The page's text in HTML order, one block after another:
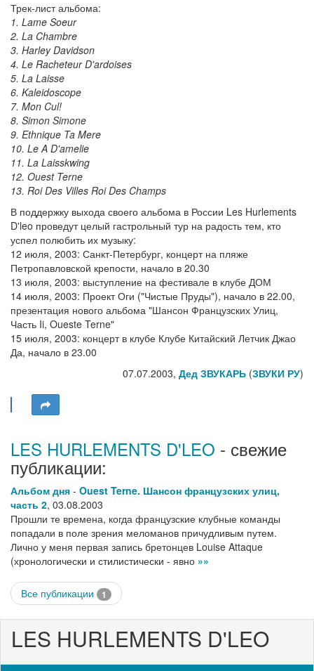
Трек-лист альбома:
1. Lame Soeur
2. La Chambre
3. Harley Davidson
4. Le Racheteur D'ardoises
5. La Laisse
6. Kaleidoscope
7. Mon Cul!
8. Simon Simone
9. Ethnique Ta Mere
10. Le A D'amelie
11. La Laisskwing
12. Ouest Terne
13. Roi Des Villes Roi Des Champs
В поддержку выхода своего альбома в России Les Hurlements
D'leo проведут целый гастрольный тур на радость тем, кто
успел полюбить их музыку:
12 июля, 2003: Санкт-Петербург, концерт на пляже
Петропавловской крепости, начало в 20.30
13 июля, 2003: выступление на фестивале в клубе ДОМ
14 июля, 2003: Проект Оги ("Чистые Пруды"), начало в 22.00,
презентация нового альбома "Шансон Французских Улиц,
Часть Ii, Oueste Terne"
15 июля, 2003: концерт в клубе Клубе Китайский Летчик Джао
Да, начало в 23.00
07.07.2003, Дед ЗВУКАРЬ (ЗВУКИ РУ)
LES HURLEMENTS D'LEO - свежие
публикации:
Альбом дня - Ouest Terne. Шансон французских улиц,
часть 2, 03.08.2003
Прошли те времена, когда французские клубные команды
попадали в поле зрения меломанов причудливым путем.
Лично у меня первая запись бретонцев Louise Attaque
(хронологически и стилистически - явно »»
Все публикации 1
LES HURLEMENTS D'LEO